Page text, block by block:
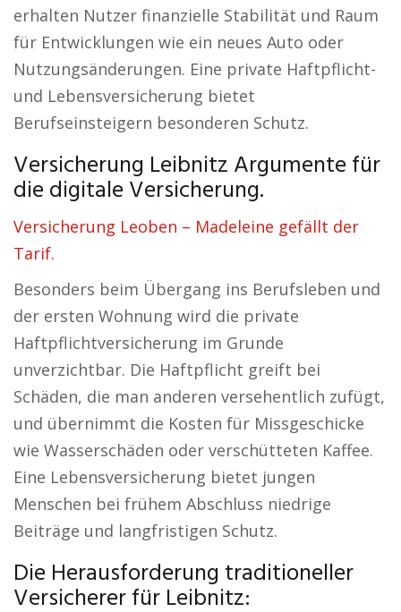
erhalten Nutzer finanzielle Stabilität und Raum
für Entwicklungen wie ein neues Auto oder
Nutzungsänderungen. Eine private Haftpflicht-
und Lebensversicherung bietet
Berufseinsteigern besonderen Schutz.
Versicherung Leibnitz Argumente für
die digitale Versicherung.
Versicherung Leoben – Madeleine gefällt der
Tarif.
Besonders beim Übergang ins Berufsleben und
der ersten Wohnung wird die private
Haftpflichtversicherung im Grunde
unverzichtbar. Die Haftpflicht greift bei
Schäden, die man anderen versehentlich zufügt,
und übernimmt die Kosten für Missgeschicke
wie Wasserschäden oder verschütteten Kaffee.
Eine Lebensversicherung bietet jungen
Menschen bei frühem Abschluss niedrige
Beiträge und langfristigen Schutz.
Die Herausforderung traditioneller
Versicherer für Leibnitz: